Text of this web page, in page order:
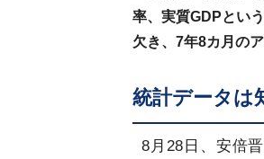
率、実質GDPとい
欠き、7年8カ月の
統計データは
8月28日、安倍